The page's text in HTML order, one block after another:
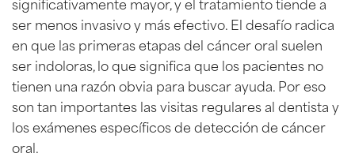
ser menos invasivo y más efectivo. El desafío radica
en que las primeras etapas del cáncer oral suelen
ser indoloras, lo que significa que los pacientes no
tienen una razón obvia para buscar ayuda. Por eso
son tan importantes las visitas regulares al dentista y
los exámenes específicos de detección de cáncer
oral.